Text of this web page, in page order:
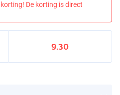
De korting is direct
9.30